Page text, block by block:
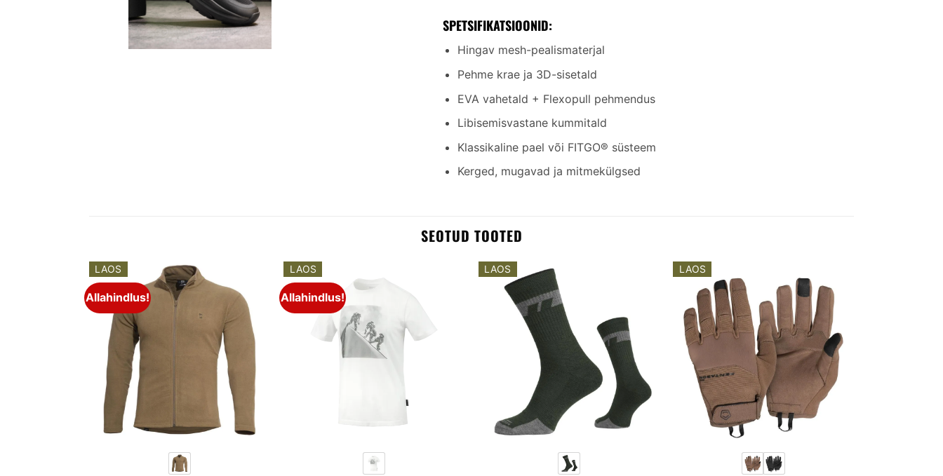
SPETSIFIKATSIOONID:
Hingav mesh-pealismaterjal
Pehme krae ja 3D-sisetald
EVA vahetald + Flexopull pehmendus
Libisemisvastane kummitald
Klassikaline pael või FITGO® süsteem
Kerged, mugavad ja mitmekülgsed
SEOTUD TOOTED
Allahindlus!
LAOS
Add to
wishlist
Allahindlus!
LAOS LAOS LAOS
Add to
wishlist